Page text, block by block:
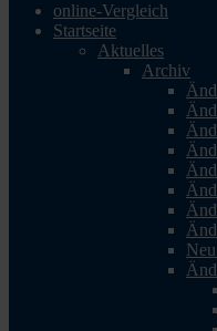
online-Vergleich
Startseite
Aktuelles
Archiv